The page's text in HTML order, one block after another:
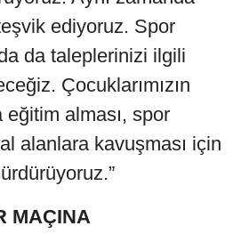
ediyoruz. Spor
da taleplerinizi ilgili
Çocuklarımızın
alması, spor
alanlara kavuşması için
MAÇINA